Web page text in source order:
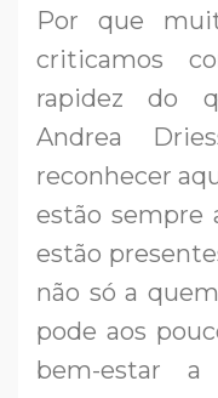
Por que
criticamos
rapidez do
Andrea
reconhecer
estão sempre
estão
não só a
pode aos
bem-estar